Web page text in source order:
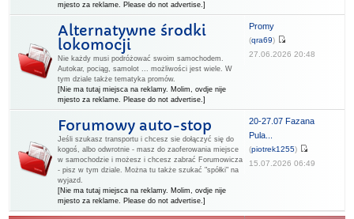
mjesto za reklame. Please do not advertise.]
Alternatywne środki
lokomocji
Nie każdy musi podróżować swoim samochodem.
Autokar, pociąg, samolot ... możliwości jest wiele. W
tym dziale także tematyka promów.
[Nie ma tutaj miejsca na reklamy. Molim, ovdje nije
mjesto za reklame. Please do not advertise.]
Promy
(qra69)
27.06.2026 20:48
Forumowy auto-stop
Jeśli szukasz transportu i chcesz sie dołączyć się do
kogoś, albo odwrotnie - masz do zaoferowania miejsce
w samochodzie i możesz i chcesz zabrać Forumowicza
- pisz w tym dziale. Można tu także szukać "spółki" na
wyjazd.
[Nie ma tutaj miejsca na reklamy. Molim, ovdje nije
mjesto za reklame. Please do not advertise.]
20-27.07 Fazana
Pula...
(piotrek1255)
15.07.2026 06:49